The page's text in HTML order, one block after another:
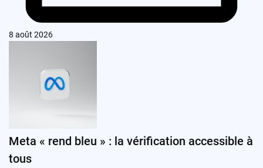
8 août 2026
Meta « rend bleu » : la vérification accessible à
tous